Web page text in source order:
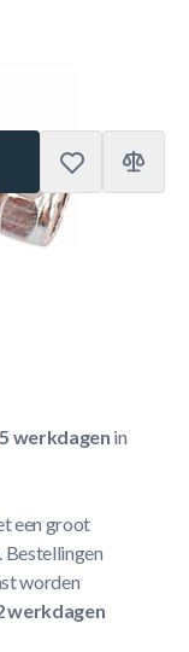
werkdagen in
een groot
Bestellingen
worden
werkdagen